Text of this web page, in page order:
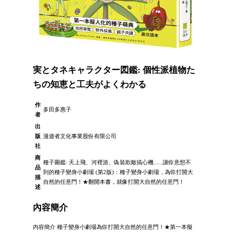
実とタネキャラクター図鑑: 個性派植物た
ちの知恵と工夫がよくわかる
作
者
多田多惠子
出
版
社
漫遊者文化事業股份有限公司
商
品
描
述
種子圖鑑: 天上飛、河裡游、偽裝欺敵搞心機......讓你意想不
到的種子變身小劇場 (第2版)：種子變身小劇場，為你打開大
自然的任意門！★翻開本書，就像打開大自然的任意門！
內容簡介
內容簡介 種子變身小劇場為你打開大自然的任意門！★第一本擬